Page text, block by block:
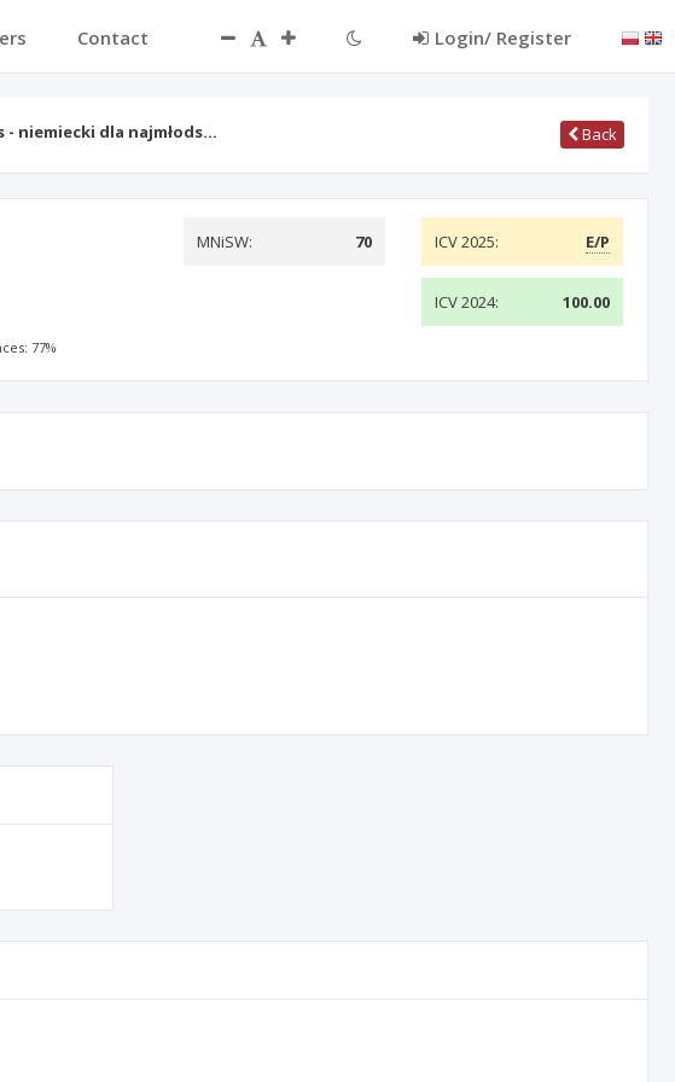
Contact Login/ Register
- niemiecki dla najmłods… Back
MNiSW: 70 ICV 2025: E/P
ICV 2024: 100.00
77%